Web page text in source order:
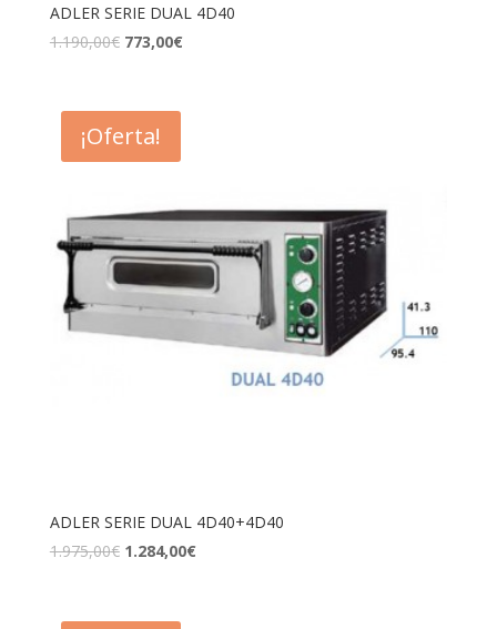
ADLER SERIE DUAL 4D40
1.190,00€ 773,00€
¡Oferta!
ADLER SERIE DUAL 4D40+4D40
1.975,00€ 1.284,00€